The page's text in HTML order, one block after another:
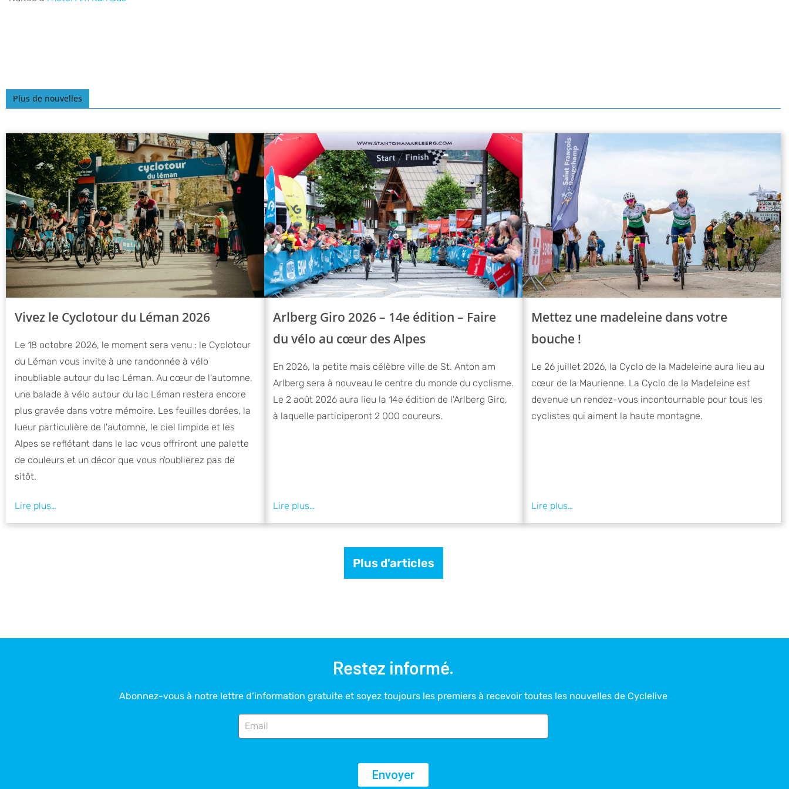
Plus de nouvelles
Vivez le Cyclotour du Léman 2026
Le 18 octobre 2026, le moment sera venu : le Cyclotour
du Léman vous invite à une randonnée à vélo
inoubliable autour du lac Léman. Au cœur de l'automne,
une balade à vélo autour du lac Léman restera encore
plus gravée dans votre mémoire. Les feuilles dorées, la
lueur particulière de l'automne, le ciel limpide et les
Alpes se reflétant dans le lac vous offriront une palette
de couleurs et un décor que vous n'oublierez pas de
sitôt.
Arlberg Giro 2026 – 14e édition – Faire
du vélo au cœur des Alpes
En 2026, la petite mais célèbre ville de St. Anton am
Arlberg sera à nouveau le centre du monde du cyclisme.
Le 2 août 2026 aura lieu la 14e édition de l'Arlberg Giro,
à laquelle participeront 2 000 coureurs.
Mettez une madeleine dans votre
bouche !
Le 26 juillet 2026, la Cyclo de la Madeleine aura lieu au
cœur de la Maurienne. La Cyclo de la Madeleine est
devenue un rendez-vous incontournable pour tous les
cyclistes qui aiment la haute montagne.
Plus d'articles
Restez informé.
Abonnez-vous à notre lettre d’information gratuite et soyez toujours les premiers à recevoir toutes les nouvelles de Cyclelive
Envoyer